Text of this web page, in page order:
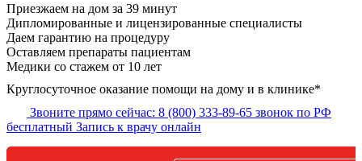
Приезжаем на дом за 39 минут
Дипломированные и лицензированные специалисты
Даем гарантию на процедуру
Оставляем препараты пациентам
Медики со стажем от 10 лет
Круглосуточное оказание помощи на дому и в клинике*
Звоните прямо сейчас: 8 (800) 333-89-65 звонок по РФ
бесплатный Запись к врачу онлайн